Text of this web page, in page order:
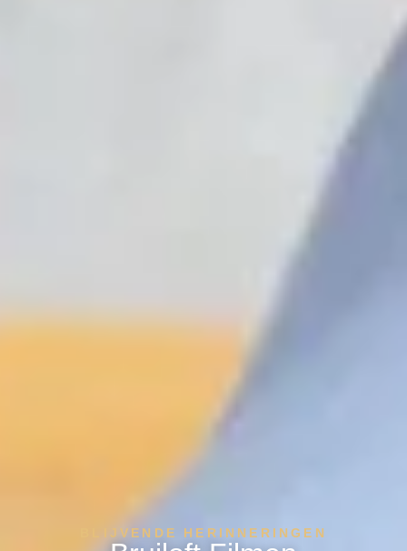
BLIJVENDE HERINNERINGEN